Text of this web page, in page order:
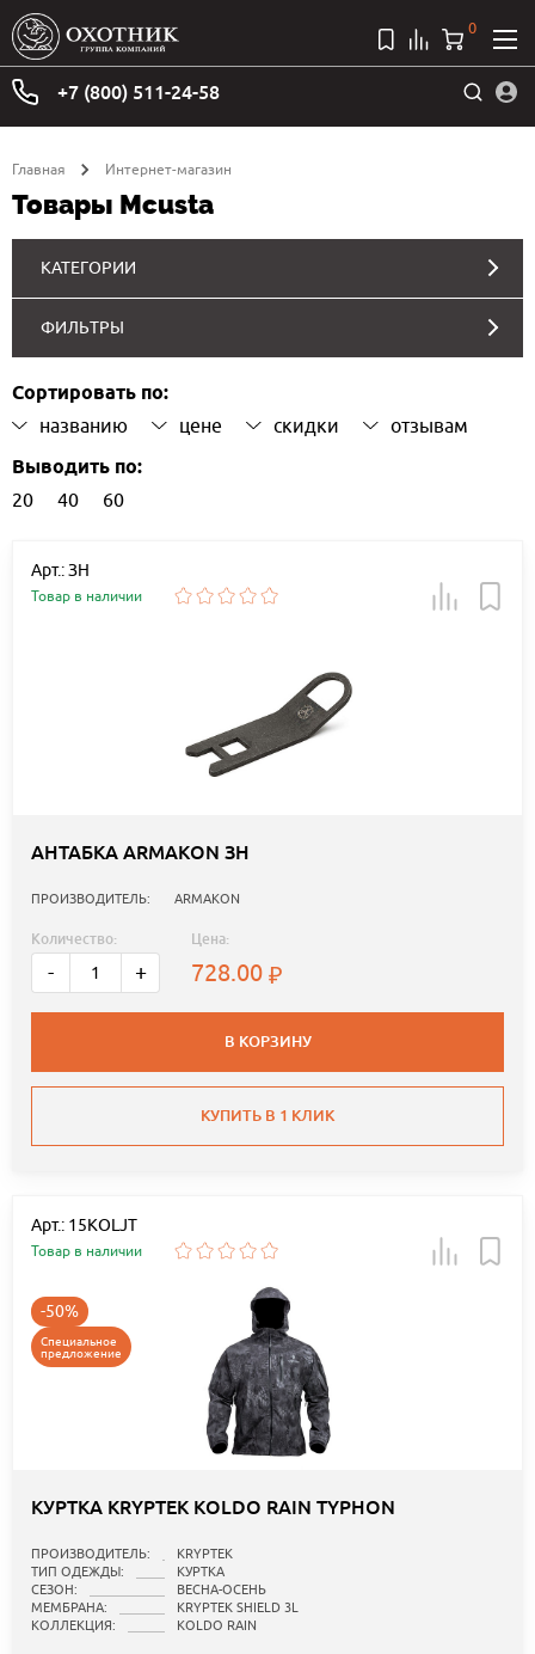
+7 (800) 511-24-58
0
Главная Интернет-магазин
Товары Mcusta
КАТЕГОРИИ
ФИЛЬТРЫ
Сортировать по:
названию цене скидки отзывам
Выводить по:
20 40 60
Арт.: ЗН
Товар в наличии
АНТАБКА ARMAKON ЗН
ПРОИЗВОДИТЕЛЬ: ARMAKON
Количество:
- +
Цена:
728.00
В КОРЗИНУ
КУПИТЬ В 1 КЛИК
Арт.: 15KOLJT
Товар в наличии
-50%
Специальное
предложение
КУРТКА KRYPTEK KOLDO RAIN TYPHON
ПРОИЗВОДИТЕЛЬ:
KRYPTEK
ТИП ОДЕЖДЫ:
КУРТКА
СЕЗОН:
ВЕСНА-ОСЕНЬ
МЕМБРАНА:
KRYPTEK SHIELD 3L
КОЛЛЕКЦИЯ:
KOLDO RAIN